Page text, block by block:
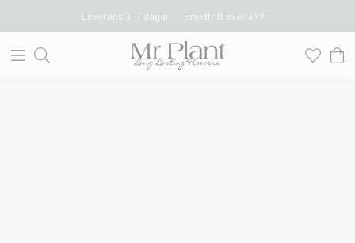
Leverans 3-7 dagar Fraktfritt över 499 :-